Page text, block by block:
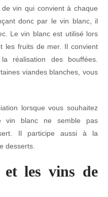
vin qui convient à chaque
donc par le vin blanc, il
Le vin blanc est utilisé lors
les fruits de mer. Il convient
réalisation des bouffées.
viandes blanches, vous
lorsque vous souhaitez
vin blanc ne semble pas
Il participe aussi à la
desserts.
et les vins de